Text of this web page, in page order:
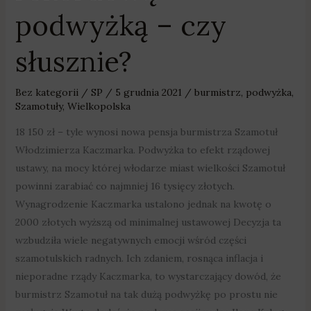
podwyżką – czy
słusznie?
Bez kategorii/ SP / 5 grudnia 2021 / burmistrz, podwyżka,
Szamotuły, Wielkopolska
18 150 zł – tyle wynosi nowa pensja burmistrza Szamotuł
Włodzimierza Kaczmarka. Podwyżka to efekt rządowej
ustawy, na mocy której włodarze miast wielkości Szamotuł
powinni zarabiać co najmniej 16 tysięcy złotych.
Wynagrodzenie Kaczmarka ustalono jednak na kwotę o
2000 złotych wyższą od minimalnej ustawowej Decyzja ta
wzbudziła wiele negatywnych emocji wśród części
szamotulskich radnych. Ich zdaniem, rosnąca inflacja i
nieporadne rządy Kaczmarka, to wystarczający dowód, że
burmistrz Szamotuł na tak dużą podwyżkę po prostu nie